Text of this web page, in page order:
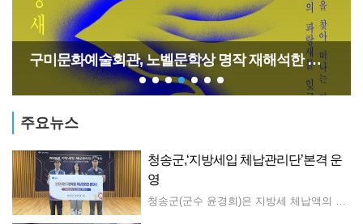
구미문화예술회관, 노벨문학상 명작 재해석한 연극 9월 개최
주요뉴스
청송군,‘지방세입 체납관리단’본격 운
영
청송군(군수 윤경희)은 지방세 체납액의 효율적 징수와 현장 중심의 체납 관리를 위해 ‘지방세입 체납관리단’을 이달부터 11월까지 4개월 동안 운영한다고 밝혔다. 지방세입 체납관리단은 지난 5일 경북도청 다목적홀에서 열린 ‘경상북도 지방세입 체납관리단 발대식’에 참석해 직무역량 강화교육을 이수한 뒤, 6일부터 본격적인 체납 관리 활동에 들어갔다. 체납관리단은 지방세 100만 원 미만 소액 체납자를 대상으로 전화 상담과 문자·우편 발송을 통해 납부를 안내하는 한편, 고의적인 상습 체납자에게는징수 활동을 강화하고 경제적 어려움을 겪는 생계형 체납자에게는 복지 부서와 연계한 지원이 이루어지도록 적극 안내할 방침이다. 윤경희 청송군수는 “지방세입 체납관리단 운영을 통해 성실하게 납세하는군민이 존중받는 분위기를 만들고, 생계형 체납자에게는 필요한 지원이 닿을 수 있게 하겠다”라고 말했다.